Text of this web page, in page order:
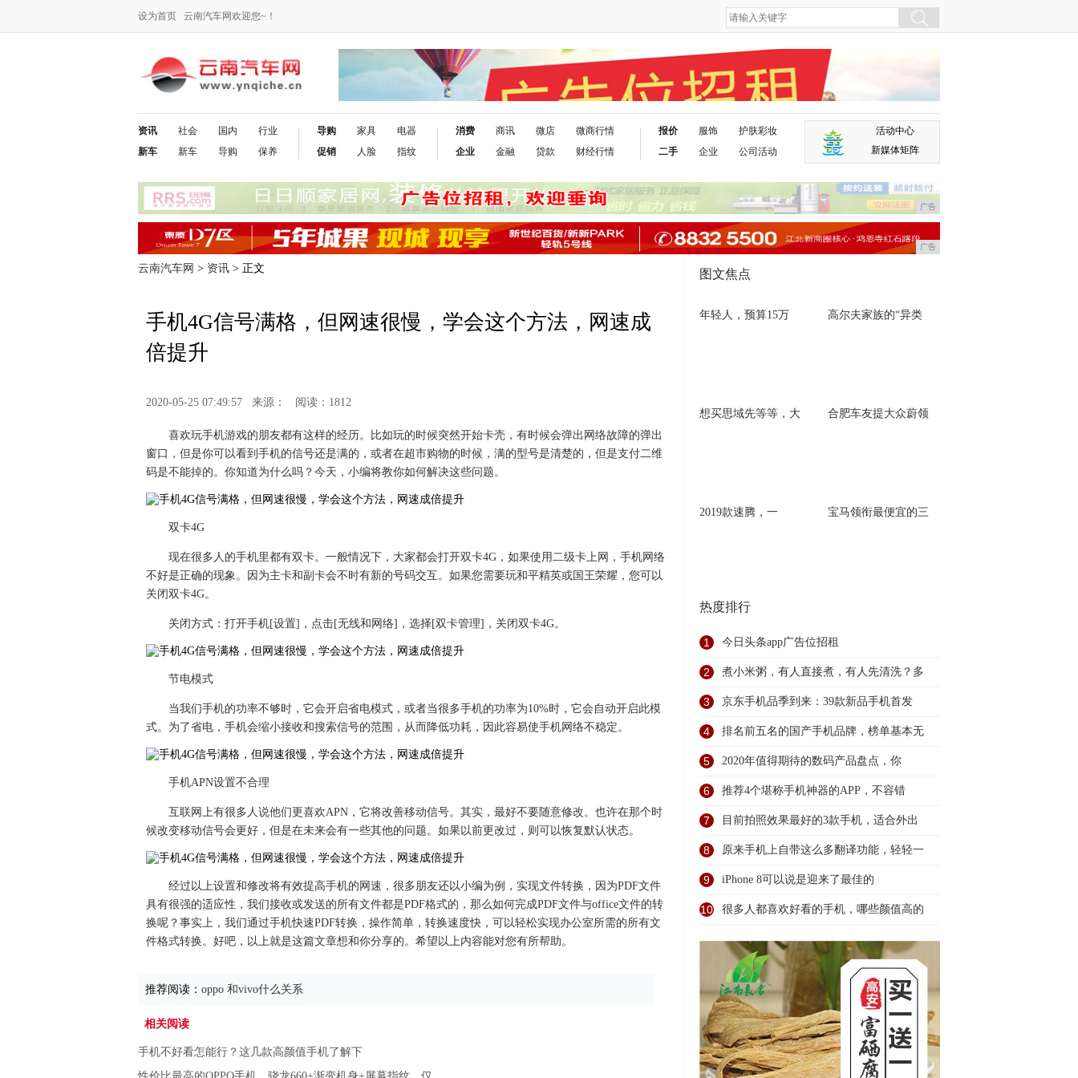
设为首页 云南汽车网欢迎您~！
资讯
新车
社会
新车
国内
导购
行业
保养
导购
促销
家具
人脸
电器
指纹
消费
企业
商讯
金融
微店
贷款
微商行情
财经行情
报价
二手
服饰
企业
护肤彩妆
公司活动
活动中心
新媒体矩阵
广告
广告
云南汽车网 > 资讯 > 正文
手机4G信号满格，但网速很慢，学会这个方法，网速成
倍提升
2020-05-25 07:49:57 来源： 阅读：1812
喜欢玩手机游戏的朋友都有这样的经历。比如玩的时候突然开始卡壳，有时候会弹出网络故障的弹出
窗口，但是你可以看到手机的信号还是满的，或者在超市购物的时候，满的型号是清楚的，但是支付二维
码是不能掉的。你知道为什么吗？今天，小编将教你如何解决这些问题。
双卡4G
现在很多人的手机里都有双卡。一般情况下，大家都会打开双卡4G，如果使用二级卡上网，手机网络
不好是正确的现象。因为主卡和副卡会不时有新的号码交互。如果您需要玩和平精英或国王荣耀，您可以
关闭双卡4G。
关闭方式：打开手机[设置]，点击[无线和网络]，选择[双卡管理]，关闭双卡4G。
节电模式
当我们手机的功率不够时，它会开启省电模式，或者当很多手机的功率为10%时，它会自动开启此模
式。为了省电，手机会缩小接收和搜索信号的范围，从而降低功耗，因此容易使手机网络不稳定。
手机APN设置不合理
互联网上有很多人说他们更喜欢APN，它将改善移动信号。其实，最好不要随意修改。也许在那个时
候改变移动信号会更好，但是在未来会有一些其他的问题。如果以前更改过，则可以恢复默认状态。
经过以上设置和修改将有效提高手机的网速，很多朋友还以小编为例，实现文件转换，因为PDF文件
具有很强的适应性，我们接收或发送的所有文件都是PDF格式的，那么如何完成PDF文件与office文件的转
换呢？事实上，我们通过手机快速PDF转换，操作简单，转换速度快，可以轻松实现办公室所需的所有文
件格式转换。好吧，以上就是这篇文章想和你分享的。希望以上内容能对您有所帮助。
推荐阅读： oppo 和vivo什么关系
相关阅读
手机不好看怎能行？这几款高颜值手机了解下
图文焦点
年轻人，预算15万 高尔夫家族的“异类
想买思域先等等，大 合肥车友提大众蔚领
2019款速腾，一 宝马领衔最便宜的三
热度排行
1 今日头条app广告位招租
2 煮小米粥，有人直接煮，有人先清洗？多
3 京东手机品季到来：39款新品手机首发
4 排名前五名的国产手机品牌，榜单基本无
5 2020年值得期待的数码产品盘点，你
6 推荐4个堪称手机神器的APP，不容错
7 目前拍照效果最好的3款手机，适合外出
8 原来手机上自带这么多翻译功能，轻轻一
9 iPhone 8可以说是迎来了最佳的
10 很多人都喜欢好看的手机，哪些颜值高的